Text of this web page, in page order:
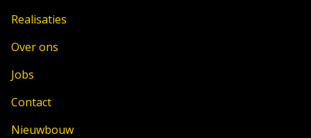
Realisaties
Over ons
Jobs
Contact
Nieuwbouw